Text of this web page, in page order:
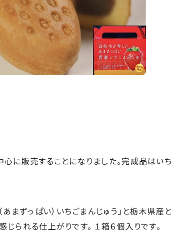
心に販売することになりました。完成品は
まずっぱい）いちごまんじゅう」と栃木県産
じられる仕上がりです。 １箱６個入りです。